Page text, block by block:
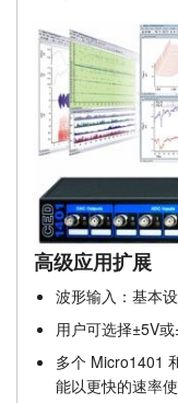
高级应用扩展
波形输入：基本
用户可选择±5V
多个 Micro1401
能以更快的速率使